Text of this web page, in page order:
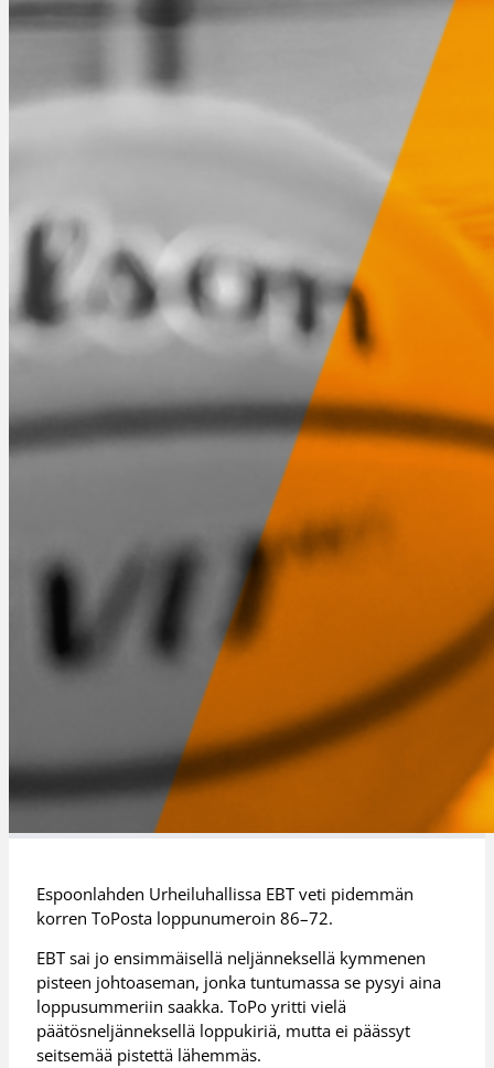
Espoonlahden Urheiluhallissa EBT veti pidemmän
korren ToPosta loppunumeroin 86–72.
EBT sai jo ensimmäisellä neljänneksellä kymmenen
pisteen johtoaseman, jonka tuntumassa se pysyi aina
loppusummeriin saakka. ToPo yritti vielä
päätösneljänneksellä loppukiriä, mutta ei päässyt
seitsemää pistettä lähemmäs.